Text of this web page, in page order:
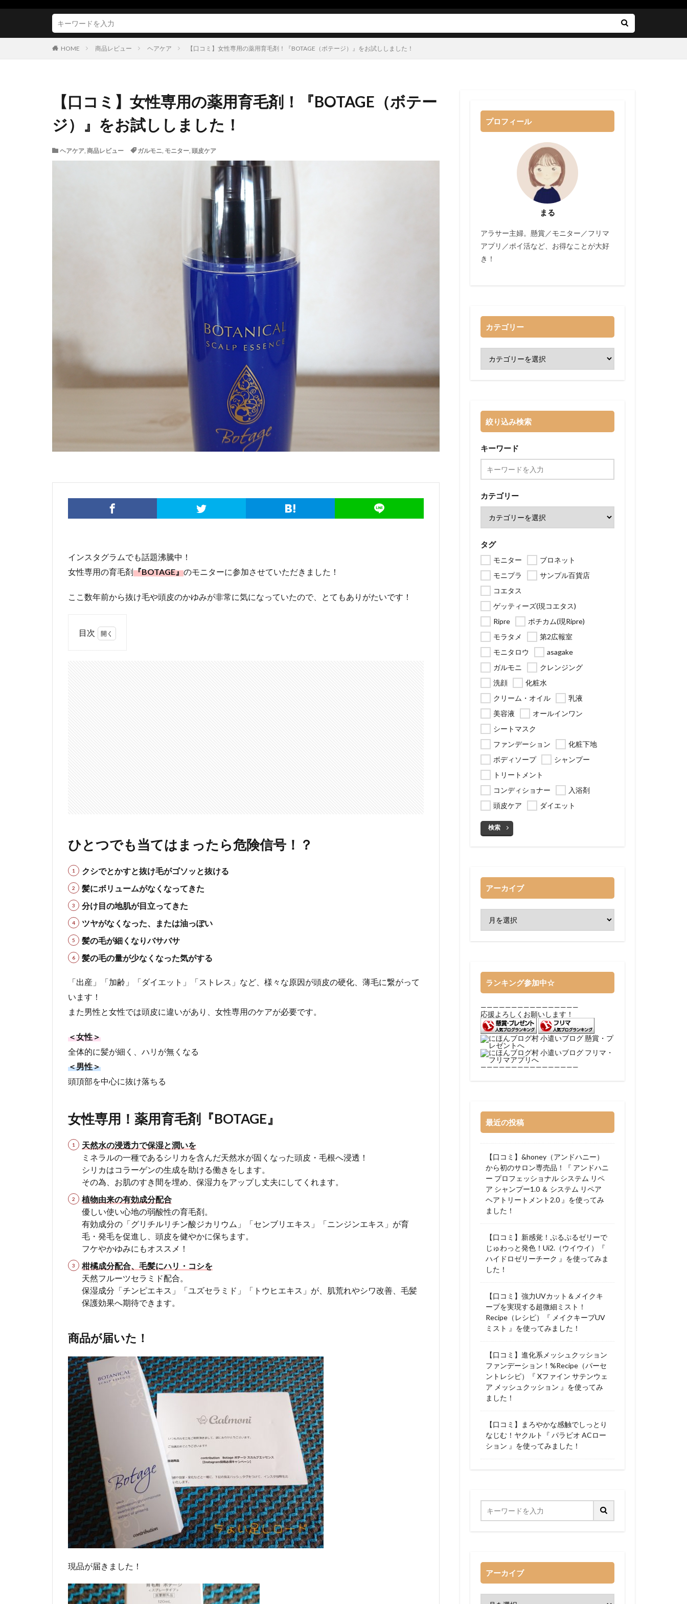
スキンケア
ボディケア
ヘアケア
オーラルケア
メイク
サプリメント
食品
その他
HOME 商品レビュー ヘアケア 【口コミ】女性専用の薬用育毛剤！『BOTAGE（ボテージ）』をお試ししました！
【口コミ】女性専用の薬用育毛剤！『BOTAGE（ボテー
ジ）』をお試ししました！
ヘアケア, 商品レビュー ガルモニ, モニター, 頭皮ケア
インスタグラムでも話題沸騰中！
女性専用の育毛剤『BOTAGE』のモニターに参加させていただきました！
ここ数年前から抜け毛や頭皮のかゆみが非常に気になっていたので、とてもありがたいです！
目次
3
世
話
に
っ
て
る
サ
イ
様
3.1
ブロ
ト
3.2
コエ
タス
プル
百貨
3.4
モラ
タメ
3.5
Ripre
ひとつでも当てはまったら危険信号！？
クシでとかすと抜け毛がゴソッと抜ける
髪にボリュームがなくなってきた
分け目の地肌が目立ってきた
ツヤがなくなった、または油っぽい
髪の毛が細くなりバサバサ
髪の毛の量が少なくなった気がする
「出産」「加齢」「ダイエット」「ストレス」など、様々な原因が頭皮の硬化、薄毛に繋がって
います！
また男性と女性では頭皮に違いがあり、女性専用のケアが必要です。
＜女性＞
全体的に髪が細く、ハリが無くなる
＜男性＞
頭頂部を中心に抜け落ちる
女性専用！薬用育毛剤『BOTAGE』
天然水の浸透力で保湿と潤いを
ミネラルの一種であるシリカを含んだ天然水が固くなった頭皮・毛根へ浸透！
シリカはコラーゲンの生成を助ける働きをします。
その為、お肌のすき間を埋め、保湿力をアップし丈夫にしてくれます。
植物由来の有効成分配合
優しい使い心地の弱酸性の育毛剤。
有効成分の「グリチルリチン酸ジカリウム」「センブリエキス」「ニンジンエキス」が育
毛・発毛を促進し、頭皮を健やかに保ちます。
フケやかゆみにもオススメ！
柑橘成分配合、毛髪にハリ・コシを
天然フルーツセラミド配合。
保湿成分「チンピエキス」「ユズセラミド」「トウヒエキス」が、肌荒れやシワ改善、毛髪
保護効果へ期待できます。
商品が届いた！
現品が届きました！
プロフィール
まる
アラサー主婦。懸賞／モニター／フリマ
アプリ／ポイ活など、お得なことが大好
き！
カテゴリー
絞り込み検索
キーワード
カテゴリー
タグ
モニター
ブロネット
モニプラ
サンプル百貨店
コエタス
ゲッティーズ(現コエタス)
Ripre
ポチカム(現Ripre)
モラタメ
第2広報室
モニタロウ
asagake
ガルモニ
クレンジング
洗顔
化粧水
クリーム・オイル
乳液
美容液
オールインワン
シートマスク
ファンデーション
化粧下地
ボディソープ
シャンプー
トリートメント
コンディショナー
入浴剤
頭皮ケア
ダイエット
検索
アーカイブ
ランキング参加中☆
————————————————
応援よろしくお願いします！
————————————————
最近の投稿
【口コミ】&honey（アンドハニー）
から初のサロン専売品！『 アンドハニ
ー プロフェッショナル システム リペ
ア シャンプー1.0 ＆ システム リペア
ヘアトリートメント2.0 』を使ってみ
ました！
【口コミ】新感覚！ぷるぷるゼリーで
じゅわっと発色！Ui2.（ウイウイ）『
ハイドロゼリーチーク 』を使ってみま
した！
【口コミ】強力UVカット＆メイクキ
ープを実現する超微細ミスト！
Recipe（レシピ）『 メイクキープUV
ミスト 』を使ってみました！
【口コミ】進化系メッシュクッション
ファンデーション！%Recipe（パーセ
ントレシピ）『 Xファイン サテンウェ
ア メッシュクッション 』を使ってみ
ました！
【口コミ】まろやかな感触でしっとり
なじむ！ヤクルト『 パラビオ ACロー
ション 』を使ってみました！
アーカイブ